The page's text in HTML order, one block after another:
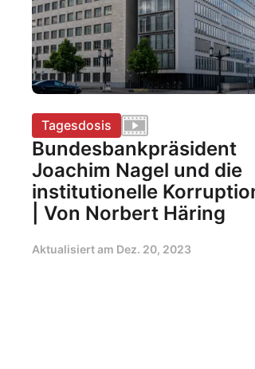
Tagesdosis
Bundesbankpräsident
Joachim Nagel und die
institutionelle
| Von Norbert Häring
Aktualisiert am Dez. 20, 2023